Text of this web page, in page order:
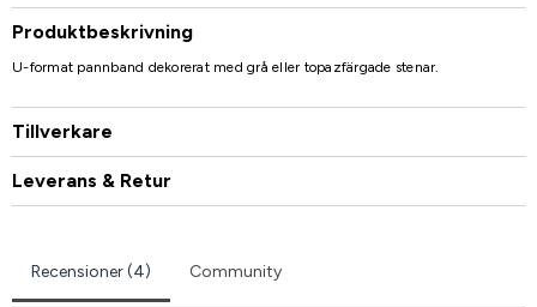
kunderna alltid återvända.
Dessutom fungerar inte vårt företagskonto längre, vilket är
Produktbeskrivning
U-format pannband dekorerat med grå eller topazfärgade stenar.
Tillverkare
Leverans & Retur
Recensioner (4) Community